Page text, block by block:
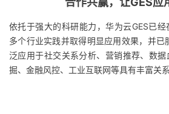
依托于强大的科研能力，华为云GES已
多个行业实践并取得明显应用效果，并
泛应用于社交关系分析、营销推荐、数
掘、金融风控、工业互联网等具有丰富关系